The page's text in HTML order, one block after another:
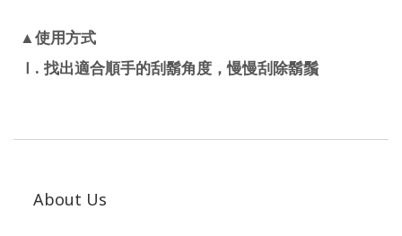
▲使用方式
. 找出適合順手的刮鬍角度，慢慢刮除鬍鬚
About Us